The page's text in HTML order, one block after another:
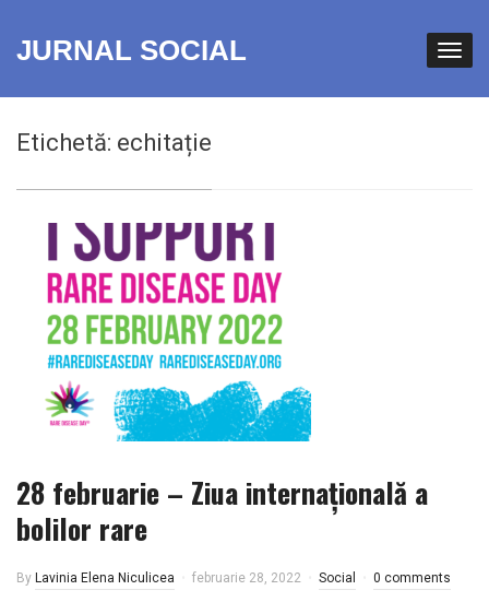
JURNAL SOCIAL
Etichetă: echitație
28 februarie – Ziua internațională a
bolilor rare
By Lavinia Elena Niculicea februarie 28, 2022 Social 0 comments